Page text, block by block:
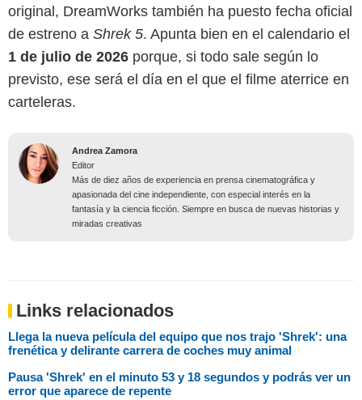
original, DreamWorks también ha puesto fecha oficial
de estreno a Shrek 5. Apunta bien en el calendario el
1 de julio de 2026 porque, si todo sale según lo
previsto, ese será el día en el que el filme aterrice en
carteleras.
Andrea Zamora
Editor
Más de diez años de experiencia en prensa cinematográfica y
apasionada del cine independiente, con especial interés en la
fantasía y la ciencia ficción. Siempre en busca de nuevas historias y
miradas creativas
Links relacionados
Llega la nueva película del equipo que nos trajo 'Shrek': una
frenética y delirante carrera de coches muy animal
Pausa 'Shrek' en el minuto 53 y 18 segundos y podrás ver un
error que aparece de repente